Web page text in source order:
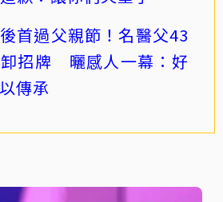
首過父親節！名醫父43
招牌 曬感人一幕：好
傳承